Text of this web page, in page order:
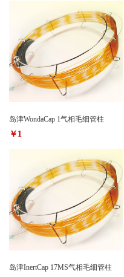
岛津WondaCap 1气相毛细管柱
￥1
岛津InertCap 17MS气相毛细管柱